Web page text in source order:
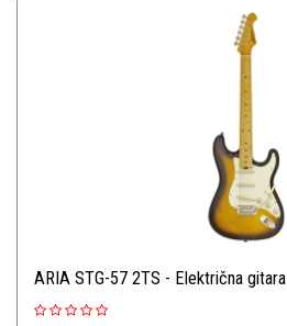
ARIA STG-57 2TS - Električna gitara